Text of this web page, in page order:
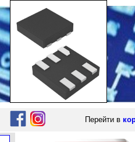
Перейти в